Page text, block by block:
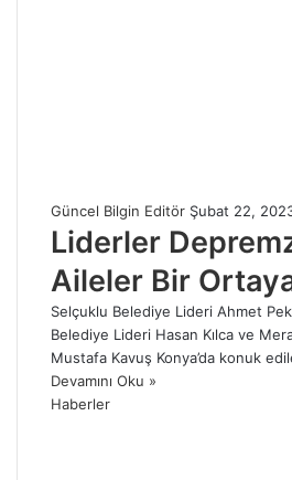
Güncel Bilgin Editör Şubat 22,
Liderler
Aileler Bir
Selçuklu Belediye Lideri Ahmet
Belediye Lideri Hasan Kılca ve
Mustafa Kavuş Konya’da konuk
Devamını Oku »
Haberler